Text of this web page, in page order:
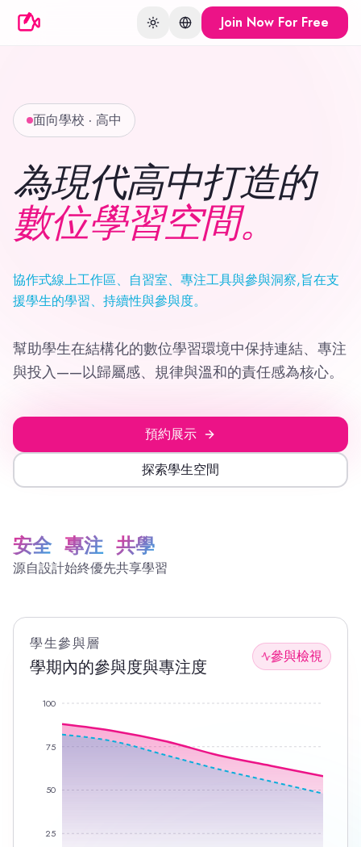
Toggle theme
Change language
Join Now For Free
面向學校 · 高中
為現代高中打造的
數位學習空間。
協作式線上工作區、自習室、專注工具與參與洞察,旨在支
援學生的學習、持續性與參與度。
幫助學生在結構化的數位學習環境中保持連結、專注
與投入——以歸屬感、規律與溫和的責任感為核心。
預約展示
探索學生空間
安全
源自設計
專注
始終優先
共學
共享學習
學生參與層
學期內的參與度與專注度
參與檢視
25
50
75
100